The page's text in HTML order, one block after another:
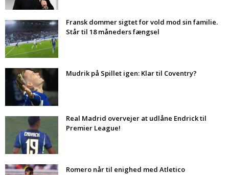
Fransk dommer sigtet for vold mod sin familie.
Står til 18 måneders fængsel
Mudrik på Spillet igen: Klar til Coventry?
Real Madrid overvejer at udlåne Endrick til
Premier League!
Romero når til enighed med Atletico